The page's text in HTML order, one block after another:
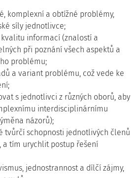
komplexní a obtížné problémy,
síly jednotlivce;
informací (znalostí a
při poznání všech aspektů a
problému;
a variant problému, což vede ke
s jednotlivci z různých oborů, aby
interdisciplinárnímu
názorů);
tvůrčí schopnosti jednotlivých členů
a tím urychlit postup řešení
jednostrannost a dílčí zájmy,